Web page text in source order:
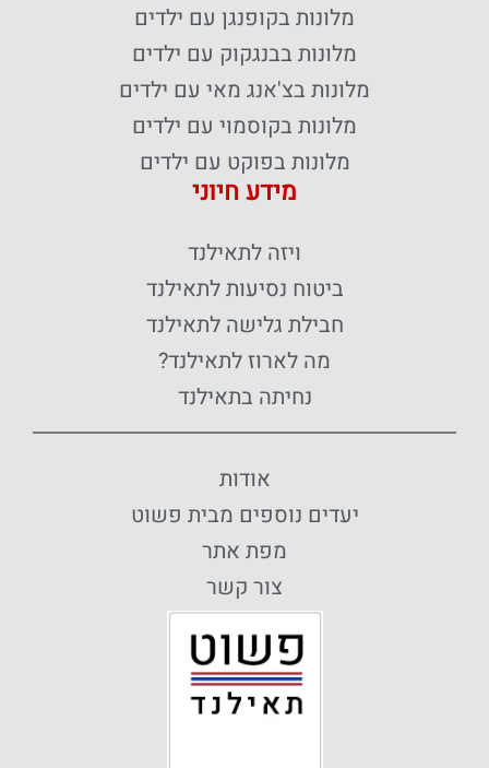
מלונות בקופנגן עם ילדים
מלונות בבנגקוק עם ילדים
מלונות בצ'אנג מאי עם ילדים
מלונות בקוסמוי עם ילדים
מלונות בפוקט עם ילדים
מידע חיוני
ויזה לתאילנד
ביטוח נסיעות לתאילנד
חבילת גלישה לתאילנד
מה לארוז לתאילנד?
נחיתה בתאילנד
אודות
יעדים נוספים מבית פשוט
מפת אתר
צור קשר